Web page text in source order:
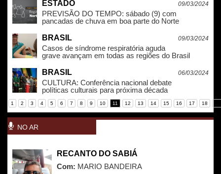
ESTADO
09/03/2024
PREVISÃO DO TEMPO: sábado (9) com
pancadas de chuva em boa parte do Norte
BRASIL
09/03/2024
Casos de síndrome respiratória aguda
grave avançam em todas as regiões do Brasil
BRASIL
06/03/2024
CULTURA: Conferência nacional debate
políticas culturais para próxima década
1 2 3 4 5 6 7 8 9 10 11 12 13 14 15 16 17 18
NO AR
RECANTO DO SABIÁ
Com: MARIO BANDEIRA